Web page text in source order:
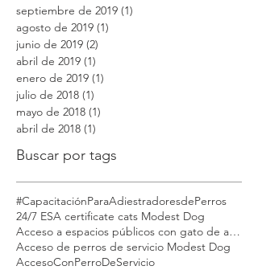
abril de 2020 (1) 1 entrada
enero de 2020 (1)1 entrada
septiembre de 2019
agosto de 2019
junio de 2019 (2)2 entradas
abril de 2019 (1)
enero de 2019 (1)
julio de 2018 (1)1 entrada
abril de 2018
(1)1 entrada
Buscar por tags
#CapacitaciónParaAdiestradoresdePerros
24/7 ESA certificate cats Modest Dog